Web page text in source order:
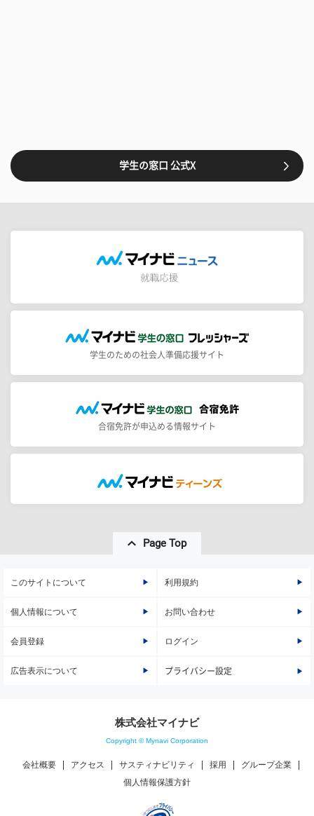
学生の窓口 公式X
学生のための社会人準備応援サイト
合宿免許が申込める情報サイト
Page Top
このサイトについて 利用規約
個人情報について お問い合わせ
会員登録 ログイン
広告表示について プライバシー設定
株式会社マイナビ
Copyright © Mynavi Corporation
会社概要 アクセス サスティナビリティ 採用
グループ企業
個人情報保護方針